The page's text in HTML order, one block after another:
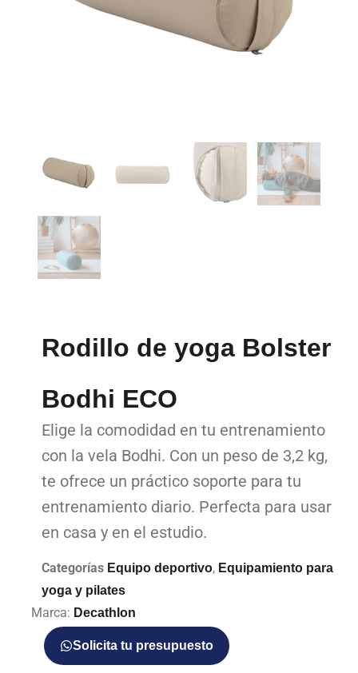
Rodillo de yoga Bolster
Bodhi ECO
Elige la comodidad en tu entrenamiento
con la vela Bodhi. Con un peso de 3,2 kg,
te ofrece un práctico soporte para tu
entrenamiento diario. Perfecta para usar
en casa y en el estudio.
Categorías Equipo deportivo, Equipamiento para
yoga y pilates
Marca: Decathlon
Solicita tu presupuesto